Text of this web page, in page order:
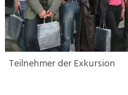
Teilnehmer der Exkursion